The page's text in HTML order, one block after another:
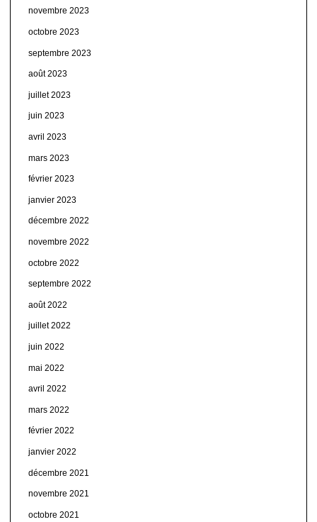
novembre 2023
octobre 2023
septembre 2023
août 2023
juillet 2023
juin 2023
avril 2023
mars 2023
février 2023
janvier 2023
décembre 2022
novembre 2022
octobre 2022
septembre 2022
août 2022
juillet 2022
juin 2022
mai 2022
avril 2022
mars 2022
février 2022
janvier 2022
décembre 2021
novembre 2021
octobre 2021